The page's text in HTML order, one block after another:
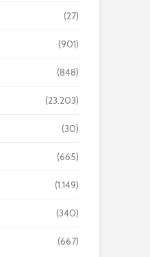
(27)
(901)
(848)
(23.203)
(30)
(665)
(1.149)
(340)
(667)